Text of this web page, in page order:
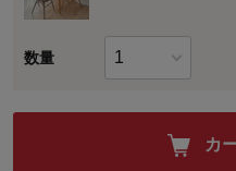
数量
カ